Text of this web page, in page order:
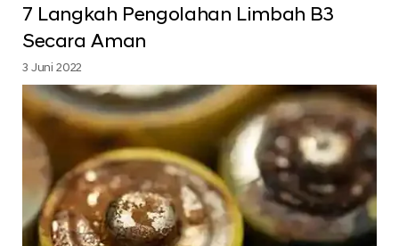
7 Langkah Pengolahan Limbah B3
Secara Aman
3 Juni 2022